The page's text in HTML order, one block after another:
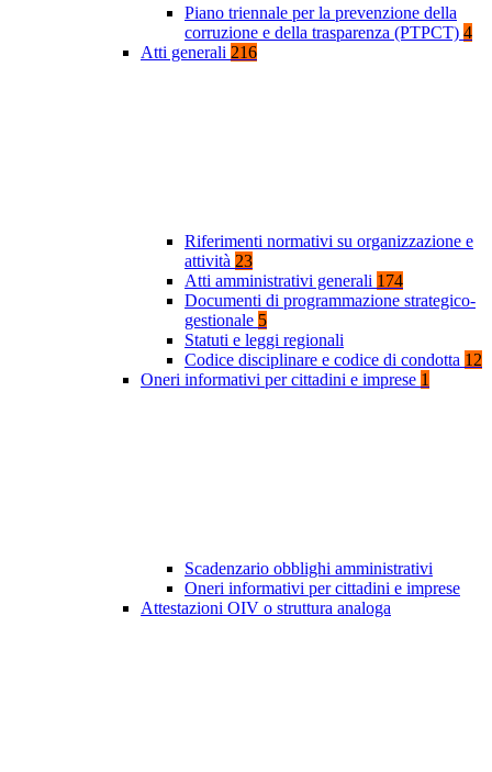
Piano triennale per la prevenzione della
corruzione e della trasparenza (PTPCT) 4
Atti generali 216
Riferimenti normativi su organizzazione e
attività 23
Atti amministrativi generali 174
Documenti di programmazione strategico-
gestionale 5
Statuti e leggi regionali
Codice disciplinare e codice di condotta 12
Oneri informativi per cittadini e imprese 1
Scadenzario obblighi amministrativi
Oneri informativi per cittadini e imprese
Attestazioni OIV o struttura analoga